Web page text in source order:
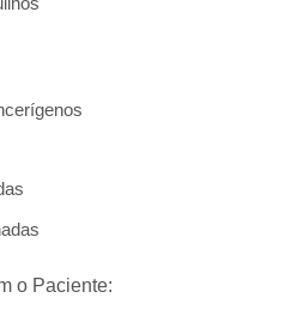
o Paciente: